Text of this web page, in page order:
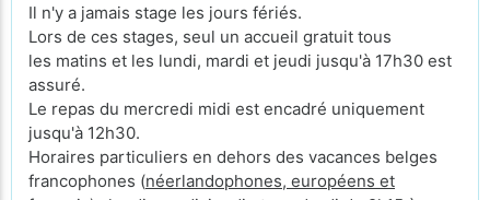
Il n'y a jamais stage les jours fériés.
Lors de ces stages, seul un accueil gratuit tous
les matins et les lundi, mardi et jeudi jusqu'à 17h30 est
assuré.
Le repas du mercredi midi est encadré uniquement
jusqu'à 12h30.
Horaires particuliers en dehors des vacances belges
francophones (néerlandophones, européens et